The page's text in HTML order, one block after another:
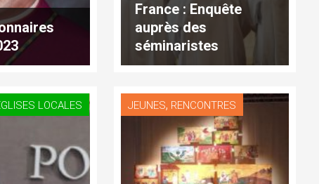
France : Enquête
auprès des
séminaristes
français
LOCALES JEUNES, RENCONTRES